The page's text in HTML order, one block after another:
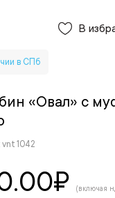
В
в СПб
«Овал» с
vnt 1042
₽ (включая